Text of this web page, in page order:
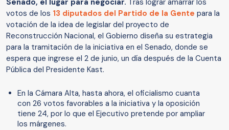
Senado, el lugar para negociar. Tras lograr amarrar los
votos de los 13 diputados del Partido de la Gente para la
votación de la idea de legislar del proyecto de
Reconstrucción Nacional, el Gobierno diseña su estrategia
para la tramitación de la iniciativa en el Senado, donde se
espera que ingrese el 2 de junio, un día después de la Cuenta
Pública del Presidente Kast.
En la Cámara Alta, hasta ahora, el oficialismo cuanta
con 26 votos favorables a la iniciativa y la oposición
tiene 24, por lo que el Ejecutivo pretende por ampliar
los márgenes.